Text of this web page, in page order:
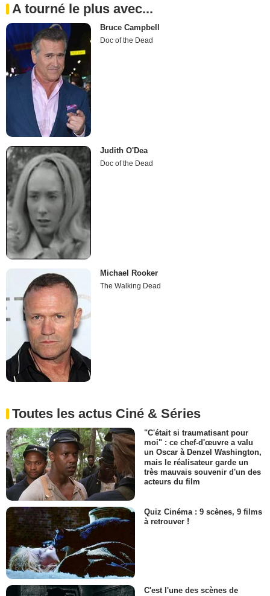
A tourné le plus avec...
Bruce Campbell
Doc of the Dead
Judith O'Dea
Doc of the Dead
Michael Rooker
The Walking Dead
Toutes les actus Ciné & Séries
"C'était si traumatisant pour
moi" : ce chef-d'œuvre a valu
un Oscar à Denzel Washington,
mais le réalisateur garde un
très mauvais souvenir d'un des
acteurs du film
Quiz Cinéma : 9 scènes, 9 films
à retrouver !
C'est l'une des scènes de